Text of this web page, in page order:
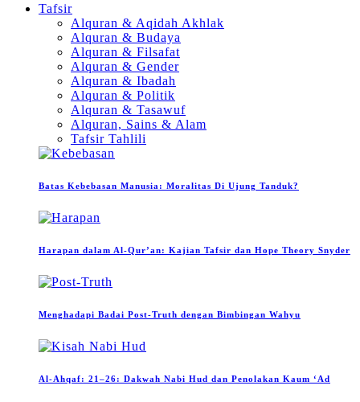
Tafsir
Alquran & Aqidah Akhlak
Alquran & Budaya
Alquran & Filsafat
Alquran & Gender
Alquran & Ibadah
Alquran & Politik
Alquran & Tasawuf
Alquran, Sains & Alam
Tafsir Tahlili
Batas Kebebasan Manusia: Moralitas Di Ujung Tanduk?
Harapan dalam Al-Qur’an: Kajian Tafsir dan Hope Theory Snyder
Menghadapi Badai Post-Truth dengan Bimbingan Wahyu
Al-Ahqaf: 21–26: Dakwah Nabi Hud dan Penolakan Kaum ‘Ad